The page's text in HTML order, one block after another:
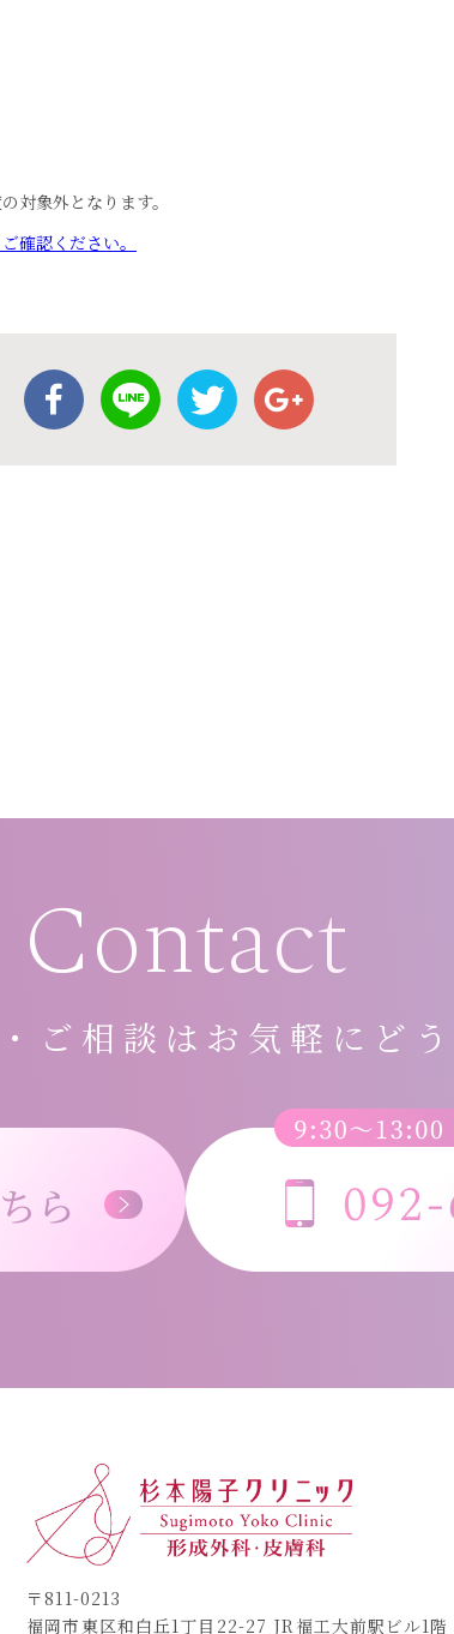
対象外となります。
確認ください。
Contact
ご相談は お気軽にど
〒811-0213
福岡市東区和白丘1丁目22-27 JR福工大前駅ビル1階